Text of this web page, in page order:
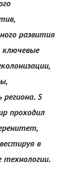
развития
ключевые
5
проходил
в
технологии.